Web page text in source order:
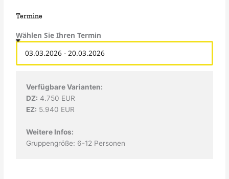
Termine
Wählen Sie Ihren Termin
Verfügbare Varianten:
DZ: 4.750 EUR
EZ: 5.940 EUR
Weitere Infos:
Gruppengröße: 6-12 Personen